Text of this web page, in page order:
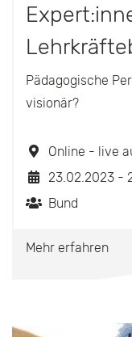
Pädagogische
visionär?
Online - live
23.02.2023 -
Bund
Mehr erfahren